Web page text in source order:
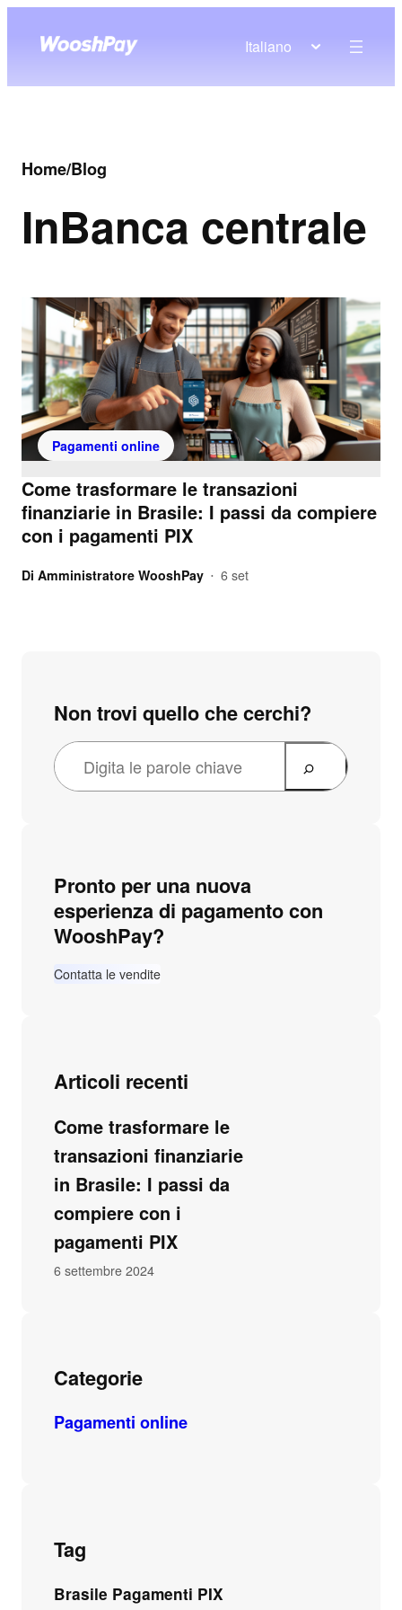
Italiano
Home/Blog
InBanca centrale
Pagamenti online
Come trasformare le transazioni
finanziarie in Brasile: I passi da compiere
con i pagamenti PIX
Di Amministratore WooshPay • 6 set
Non trovi quello che cerchi?
Pronto per una nuova
esperienza di pagamento con
WooshPay?
Contatta le vendite
Articoli recenti
Come trasformare le
transazioni finanziarie
in Brasile: I passi da
compiere con i
pagamenti PIX
6 settembre 2024
Categorie
Pagamenti online
Tag
Brasile Pagamenti PIX